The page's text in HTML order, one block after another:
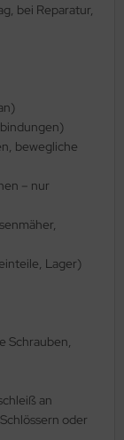
bei Reparatur,
bewegliche
– nur
Lager)
Schrauben,
an
oder